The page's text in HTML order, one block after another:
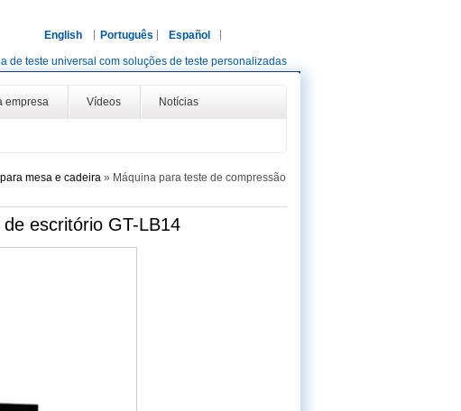
English Português Español
de teste universal com soluções de teste personalizadas
empresa Vídeos Notícias
mesa e cadeira » Máquina para teste de compressão
escritório GT-LB14